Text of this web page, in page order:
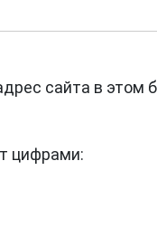
сайта в
цифрами: